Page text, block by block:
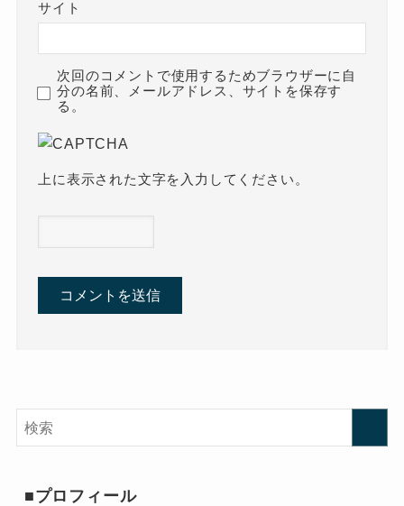
サイト
次回のコメントで使用するためブラウザーに自
分の名前、メールアドレス、サイトを保存す
る。
上に表示された文字を入力してください。
■プロフィール